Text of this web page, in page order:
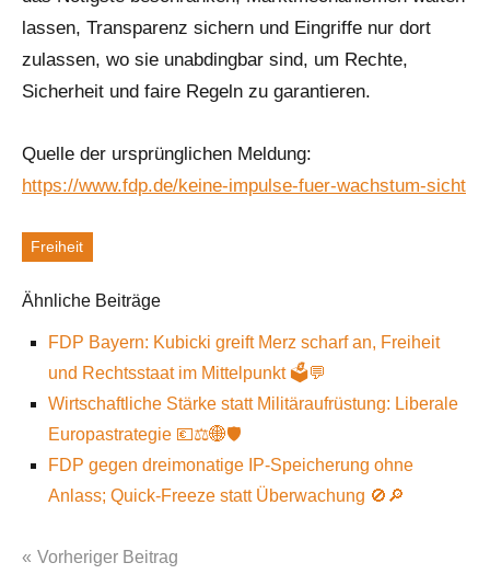
lassen, Transparenz sichern und Eingriffe nur dort
zulassen, wo sie unabdingbar sind, um Rechte,
Sicherheit und faire Regeln zu garantieren.
Quelle der ursprünglichen Meldung:
https://www.fdp.de/keine-impulse-fuer-wachstum-sicht
Schlagworte
Freiheit
Ähnliche Beiträge
FDP Bayern: Kubicki greift Merz scharf an, Freiheit
und Rechtsstaat im Mittelpunkt 🗳️💬
Wirtschaftliche Stärke statt Militäraufrüstung: Liberale
Europastrategie 💶⚖️🌐🛡️
FDP gegen dreimonatige IP-Speicherung ohne
Anlass; Quick-Freeze statt Überwachung 🚫🔎
Vorheriger Beitrag